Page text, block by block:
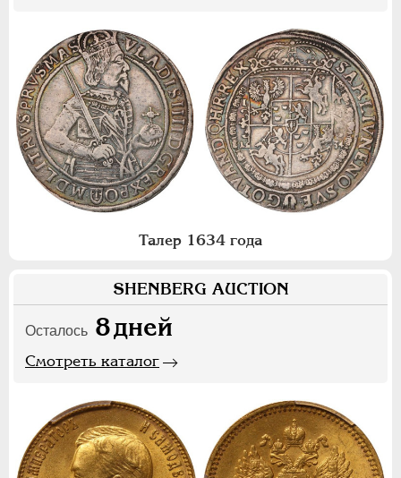
Талер 1634 года
SHENBERG AUCTION
Осталось 8дней
Смотреть каталог